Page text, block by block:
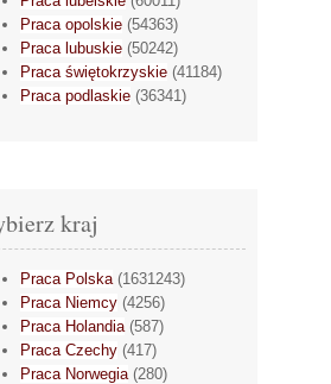
Praca opolskie (54363)
Praca lubuskie (50242)
Praca świętokrzyskie (41184)
Praca podlaskie (36341)
kraj
Praca Polska(1631243)
Praca Niemcy (4256)
Praca Holandia(587)
Praca Czechy (417)
Praca Norwegia(280)